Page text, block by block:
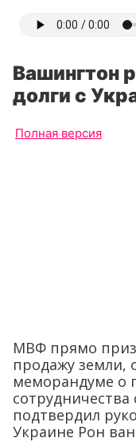
Вашингтон
долги с
Полная версия
МВФ прямо
продажу земли,
меморандуме о
подтвердил
Украине Рон